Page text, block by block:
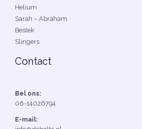
Helium
Sarah – Abraham
Bestek
Slingers
Contact
Bel ons:
06-14026794
E-mail: